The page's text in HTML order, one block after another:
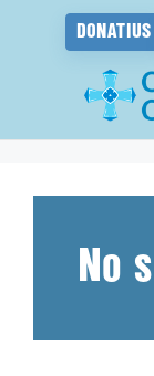
DONATIUS
No